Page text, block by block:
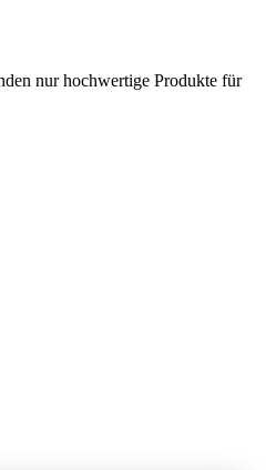
nur hochwertige Produkte für